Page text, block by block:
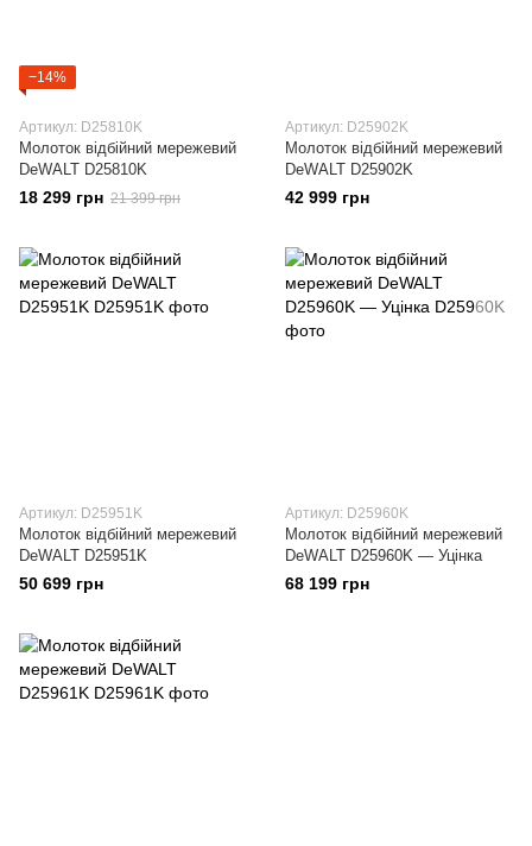
−14%
Артикул: D25810K
Молоток відбійний мережевий
DeWALT D25810K
18 299 грн 21 399 грн
Артикул: D25902K
Молоток відбійний мережевий
DeWALT D25902K
42 999 грн
Артикул: D25951K
Молоток відбійний мережевий
DeWALT D25951K
50 699 грн
Артикул: D25960K
Молоток відбійний мережевий
DeWALT D25960K — Уцінка
68 199 грн